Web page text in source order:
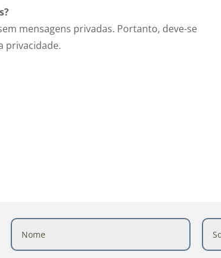
mensagens privadas. Portanto, deve-se
privacidade.